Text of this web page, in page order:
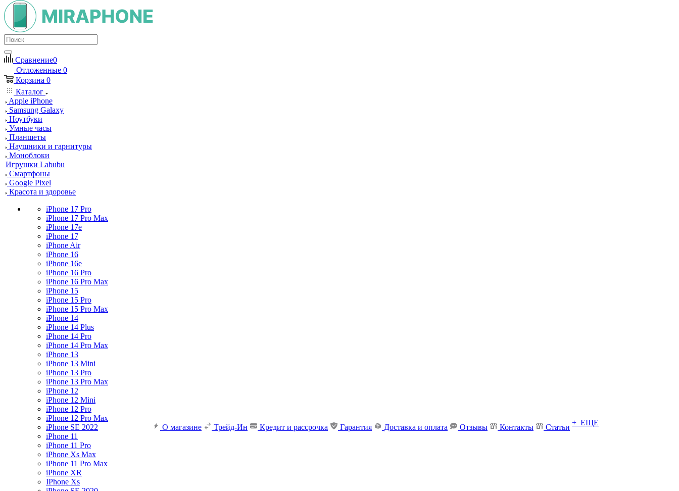
Сравнение0
Отложенные 0
Корзина 0
Каталог
Apple iPhone
Samsung Galaxy
Ноутбуки
Умные часы
Планшеты
Наушники и гарнитуры
Моноблоки
Игрушки Labubu
Смартфоны
Google Pixel
Красота и здоровье
iPhone 17 Pro
iPhone 17 Pro Max
iPhone 17e
iPhone 17
iPhone Air
iPhone 16
iPhone 16e
iPhone 16 Pro
iPhone 16 Pro Max
iPhone 15
iPhone 15 Pro
iPhone 15 Pro Max
iPhone 14
iPhone 14 Plus
iPhone 14 Pro
iPhone 14 Pro Max
iPhone 13
iPhone 13 Mini
iPhone 13 Pro
iPhone 13 Pro Max
iPhone 12
iPhone 12 Mini
iPhone 12 Pro
iPhone 12 Pro Max
iPhone SE 2022
iPhone 11
iPhone 11 Pro
iPhone Xs Max
iPhone 11 Pro Max
iPhone XR
IPhone Xs
О магазине Трейд-Ин Кредит и рассрочка Гарантия Доставка и оплата Отзывы Контакты Статьи
+ ЕЩЕ